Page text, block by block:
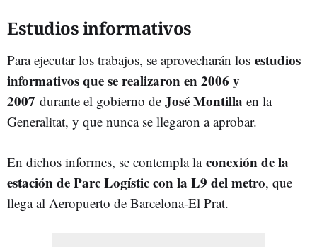
Estudios informativos
Para ejecutar los trabajos, se aprovecharán los estudios
informativos que se realizaron en 2006 y
2007 durante el gobierno de José Montilla en la
Generalitat, y que nunca se llegaron a aprobar.
En dichos informes, se contempla la conexión de la
estación de Parc Logístic con la L9 del metro, que
llega al Aeropuerto de Barcelona-El Prat.